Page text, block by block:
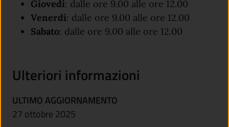
Giovedì: dalle ore 9.00 alle ore 12.00
Venerdì: dalle ore 9.00 alle ore 12.00
Sabato: dalle ore 9.00 alle ore 12.00
Ulteriori informazioni
ULTIMO AGGIORNAMENTO
27 ottobre 2025